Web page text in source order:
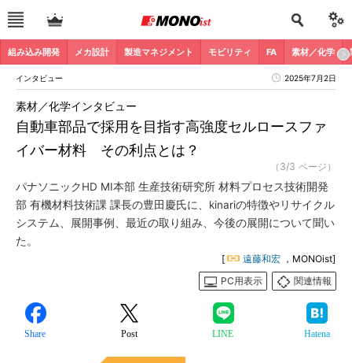
組み込み開発 メカ設計 製造マネジメント モビリティ FA 素材／化学
インタビュー 2025年7月2日
自動車部品で採用を目指す高強度セルロースファ
イバー材料 その利点とは？
素材／化学インタビュー
（3/3 ページ）
パナソニックHD MI本部 生産技術研究所 材料プロセス技術開発
部 有機材料技術課 課長の豊田慶氏に、kinariの特徴やリサイクル
システム、展開事例、最近の取り組み、今後の展開について聞い
た。
[ 遠藤和宏 ，MONOist]
PC用表示
関連情報
Share Post LINE Hatena